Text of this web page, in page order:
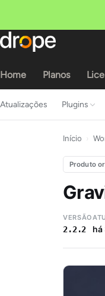
Home Planos
Atualizações Plugins
Início
Produto
VERSÃO
2.2.2 há